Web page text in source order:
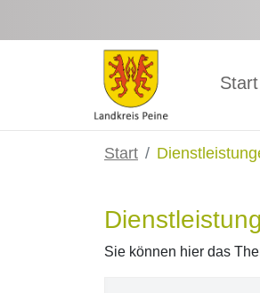
Start
Start
Sie können hier das